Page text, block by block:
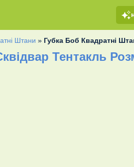
Штани » Губка Боб Квадратні
Тентакль